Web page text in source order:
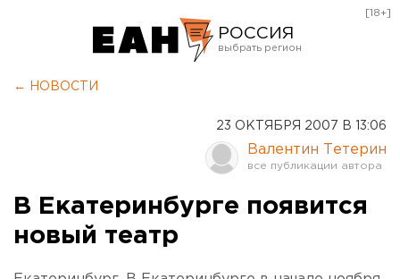
РОССИЯ
Курган
Оренбург
[18+]
← НОВОСТИ
23 ОКТЯБРЯ 2007 В 13:06
Валентин Тетерин
В Екатеринбурге появится
новый театр